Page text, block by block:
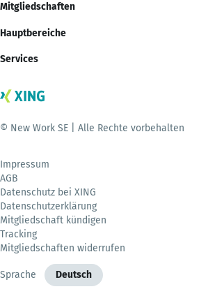
Mitgliedschaften
Hauptbereiche
Services
© New Work SE | Alle Rechte vorbehalten
Impressum
AGB
Datenschutz bei XING
Datenschutzerklärung
Mitgliedschaft kündigen
Tracking
Mitgliedschaften widerrufen
Sprache Deutsch